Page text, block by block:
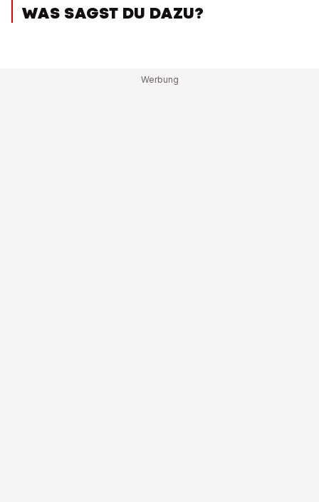
WAS SAGST DU DAZU?